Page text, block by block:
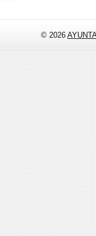
© 2026